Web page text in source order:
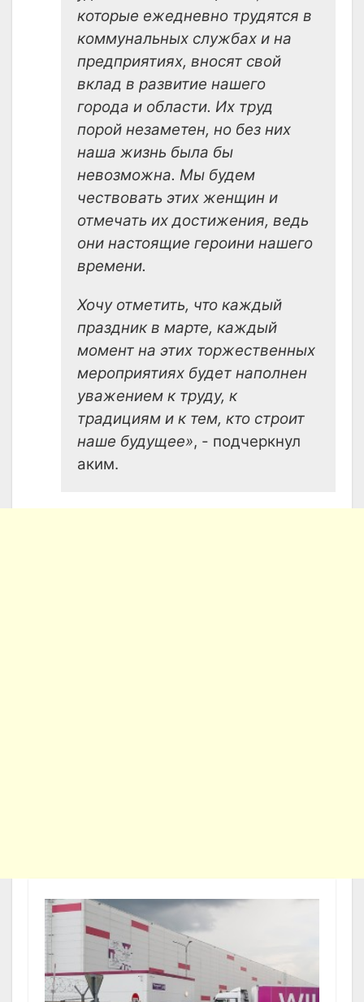
которые ежедневно трудятся в
коммунальных службах и на
предприятиях, вносят свой
вклад в развитие нашего
города и области. Их труд
порой незаметен, но без них
наша жизнь была бы
невозможна. Мы будем
чествовать этих женщин и
отмечать их достижения, ведь
они настоящие героини нашего
времени.
Хочу отметить, что каждый
праздник в марте, каждый
момент на этих торжественных
мероприятиях будет наполнен
уважением к труду, к
традициям и к тем, кто строит
наше будущее», - подчеркнул
аким.